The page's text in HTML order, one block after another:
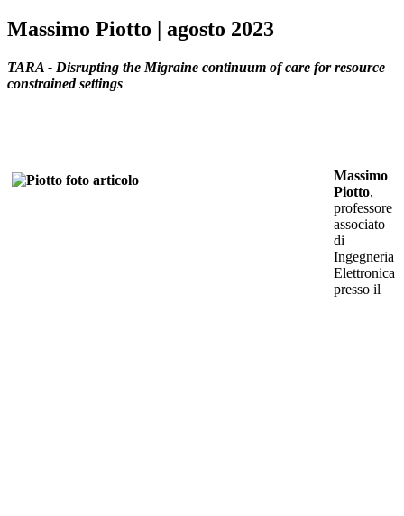
Massimo Piotto | agosto 2023
TARA - Disrupting the Migraine continuum of care for resource
constrained settings
Massimo
Piotto,
professore
associato
di
Ingegneria
Elettronica
presso il